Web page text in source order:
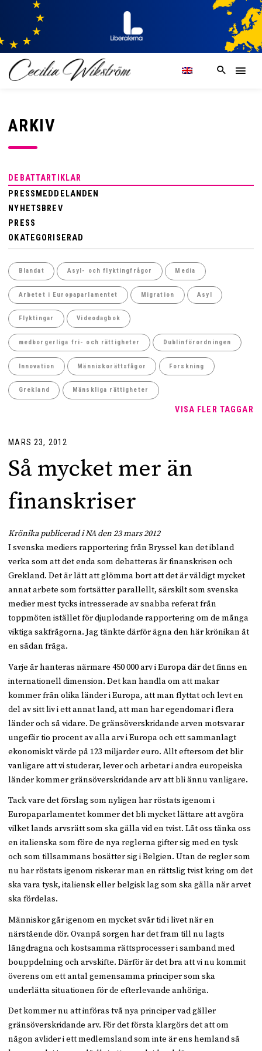
ARKIV
DEBATTARTIKLAR
PRESSMEDDELANDEN
NYHETSBREV
PRESS
OKATEGORISERAD
Blandat Asyl- och flyktingfrågor Media
Arbetet i Europaparlamentet Migration Asyl
Flyktingar Videodagbok
medborgerliga fri- och rättigheter Dublinförordningen
Innovation Människorättsfågor Forskning
Grekland Mänskliga rättigheter
VISA FLER TAGGAR
MARS 23, 2012
Så mycket mer än
finanskriser
Krönika publicerad i NA den 23 mars 2012
I svenska mediers rapportering från Bryssel kan det ibland
verka som att det enda som debatteras är finanskrisen och
Grekland. Det är lätt att glömma bort att det är väldigt mycket
annat arbete som fortsätter parallellt, särskilt som svenska
medier mest tycks intresserade av snabba referat från
toppmöten istället för djuplodande rapportering om de många
viktiga sakfrågorna. Jag tänkte därför ägna den här krönikan åt
en sådan fråga.
Varje år hanteras närmare 450 000 arv i Europa där det finns en
internationell dimension. Det kan handla om att makar
kommer från olika länder i Europa, att man flyttat och levt en
del av sitt liv i ett annat land, att man har egendomar i flera
länder och så vidare. De gränsöverskridande arven motsvarar
ungefär tio procent av alla arv i Europa och ett sammanlagt
ekonomiskt värde på 123 miljarder euro. Allt eftersom det blir
vanligare att vi studerar, lever och arbetar i andra europeiska
länder kommer gränsöverskridande arv att bli ännu vanligare.
Tack vare det förslag som nyligen har röstats igenom i
Europaparlamentet kommer det bli mycket lättare att avgöra
vilket lands arvsrätt som ska gälla vid en tvist. Låt oss tänka oss
en italienska som före de nya reglerna gifter sig med en tysk
och som tillsammans bosätter sig i Belgien. Utan de regler som
nu har röstats igenom riskerar man en rättslig tvist kring om det
ska vara tysk, italiensk eller belgisk lag som ska gälla när arvet
ska fördelas.
Människor går igenom en mycket svår tid i livet när en
närstående dör. Ovanpå sorgen har det fram till nu lagts
långdragna och kostsamma rättsprocesser i samband med
bouppdelning och arvskifte. Därför är det bra att vi nu kommit
överens om ett antal gemensamma principer som ska
underlätta situationen för de efterlevande anhöriga.
Det kommer nu att införas två nya principer vad gäller
gränsöverskridande arv. För det första klargörs det att om
någon avlider i ett medlemsland som inte är ens hemland så